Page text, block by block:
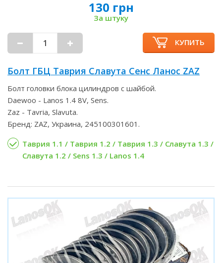
130 грн
За штуку
КУПИТЬ
Болт ГБЦ Таврия Славута Сенс Ланос ZAZ
Болт головки блока цилиндров с шайбой.
Daewoo - Lanos 1.4 8V, Sens.
Zaz - Tavria, Slavuta.
Бренд: ZAZ, Украина, 245100301601.
Таврия 1.1 / Таврия 1.2 / Таврия 1.3 / Славута 1.3 /
Славута 1.2 / Sens 1.3 / Lanos 1.4